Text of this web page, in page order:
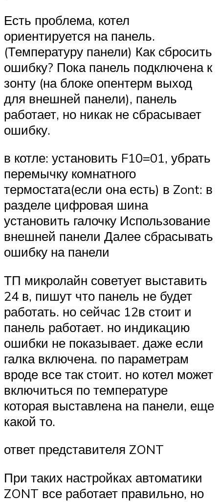
Есть проблема, котел
ориентируется на панель.
(Температуру панели) Как сбросить
ошибку? Пока панель подключена к
зонту (на блоке опентерм выход
для внешней панели), панель
работает, но никак не сбрасывает
ошибку.
в котле: установить F10=01, убрать
перемычку комнатного
термостата(если она есть) в Zont: в
разделе цифровая шина
установить галочку Использование
внешней панели Далее сбрасывать
ошибку на панели
ТП микролайн советует выставить
24 в, пишут что панель не будет
работать. но сейчас 12в стоит и
панель работает. но индикацию
ошибки не показывает. даже если
галка включена. по параметрам
вроде все так стоит. но котел может
включиться по температуре
которая выставлена на панели, еще
какой то.
ответ представителя ZONT
При таких настройках автоматики
ZONT все работает правильно, но